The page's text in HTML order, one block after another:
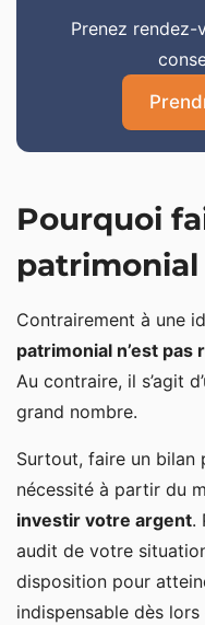
Prenez
Pourquoi
patrimonial
Contrairement à une
patrimonial n’est
Au contraire, il s’agit
grand nombre.
Surtout, faire un bilan
nécessité à partir du
investir votre argent.
audit de votre
disposition pour
indispensable dès lors